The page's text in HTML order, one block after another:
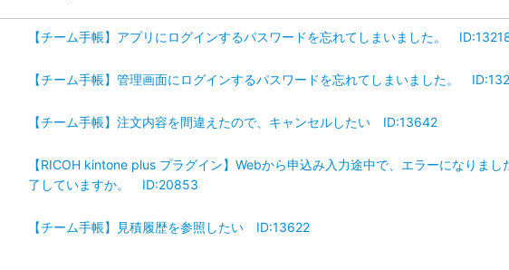
【チーム手帳】アプリにログインするパスワードを忘れてしまいました。
【チーム手帳】管理画面にログインするパスワードを忘れてしまいました。
【チーム手帳】注文内容を間違えたので、キャンセルしたい ID:13642
【RICOH kintone plus プラグイン】Webから申込み入力途中で、エラーになりまし
了していますか。 ID:20853
【チーム手帳】見積履歴を参照したい ID:13622